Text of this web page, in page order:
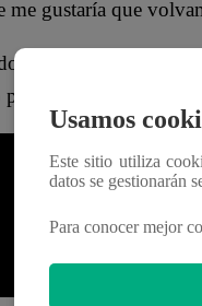
me gustaría que
terminó aceptando.
celebrar, por esta
Usamos
Este sitio utiliza
datos se gestionarán
Para conocer mejor